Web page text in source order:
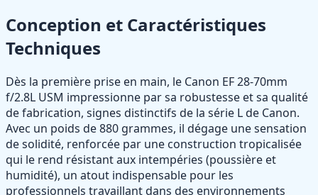
Conception et Caractéristiques
Techniques
Dès la première prise en main, le Canon EF 28-70mm
f/2.8L USM impressionne par sa robustesse et sa qualité
de fabrication, signes distinctifs de la série L de Canon.
Avec un poids de 880 grammes, il dégage une sensation
de solidité, renforcée par une construction tropicalisée
qui le rend résistant aux intempéries (poussière et
humidité), un atout indispensable pour les
professionnels travaillant dans des environnements